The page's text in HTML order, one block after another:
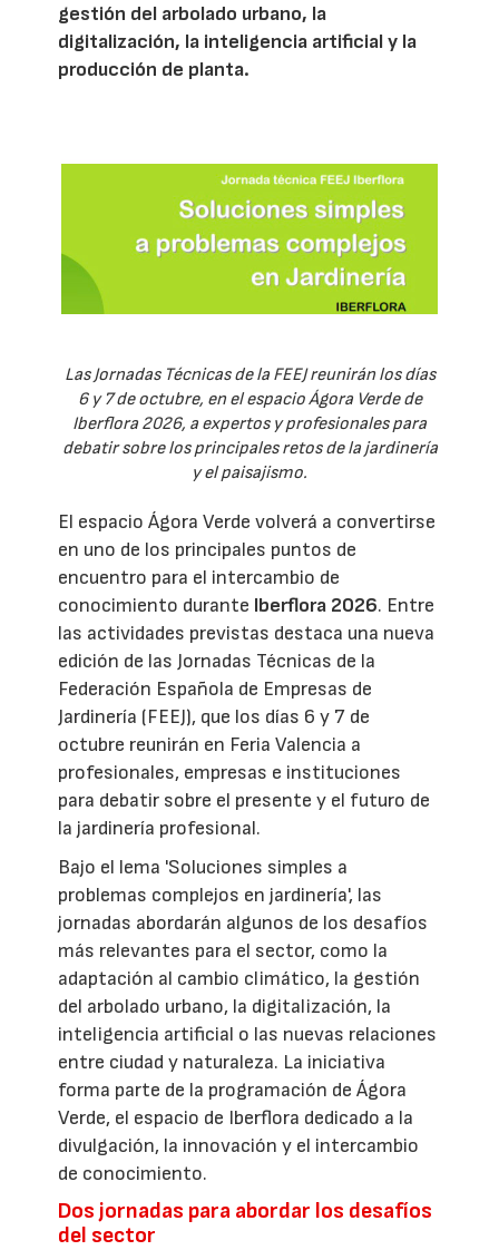
gestión del arbolado urbano, la
digitalización, la inteligencia artificial y la
producción de planta.
Las Jornadas Técnicas de la FEEJ reunirán los días
6 y 7 de octubre, en el espacio Ágora Verde de
Iberflora 2026, a expertos y profesionales para
debatir sobre los principales retos de la jardinería
y el paisajismo.
El espacio Ágora Verde volverá a convertirse
en uno de los principales puntos de
encuentro para el intercambio de
conocimiento durante Iberflora 2026. Entre
las actividades previstas destaca una nueva
edición de las Jornadas Técnicas de la
Federación Española de Empresas de
Jardinería (FEEJ), que los días 6 y 7 de
octubre reunirán en Feria Valencia a
profesionales, empresas e instituciones
para debatir sobre el presente y el futuro de
la jardinería profesional.
Bajo el lema 'Soluciones simples a
problemas complejos en jardinería', las
jornadas abordarán algunos de los desafíos
más relevantes para el sector, como la
adaptación al cambio climático, la gestión
del arbolado urbano, la digitalización, la
inteligencia artificial o las nuevas relaciones
entre ciudad y naturaleza. La iniciativa
forma parte de la programación de Ágora
Verde, el espacio de Iberflora dedicado a la
divulgación, la innovación y el intercambio
de conocimiento.
Dos jornadas para abordar los desafíos
del sector